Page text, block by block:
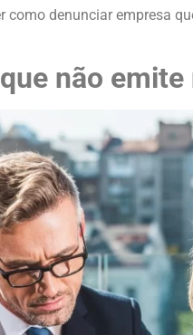
denunciar empresa
não